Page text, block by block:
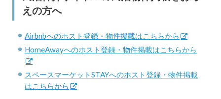
えの方へ
Airbnbへのホスト登録・物件掲載はこちらから
HomeAwayへのホスト登録・物件掲載はこちらから
スペースマーケットSTAYへのホスト登録・物件掲載
はこちらから